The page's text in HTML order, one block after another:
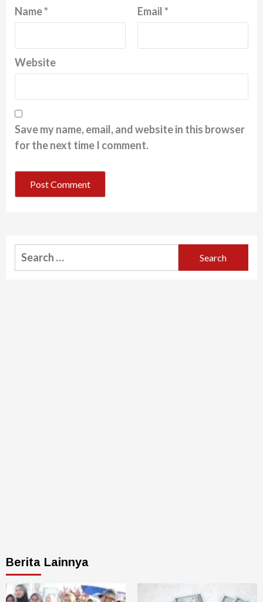
Name* Email*
Website
Save my name, email, and website in this browser
for the next time I comment.
Berita Lainnya